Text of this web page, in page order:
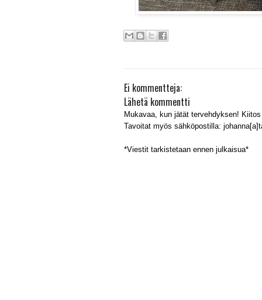
Ei kommentteja:
Lähetä kommentti
Mukavaa, kun jätät tervehdyksen!
Tavoitat myös sähköpostilla:
*Viestit tarkistetaan ennen julkaisua*